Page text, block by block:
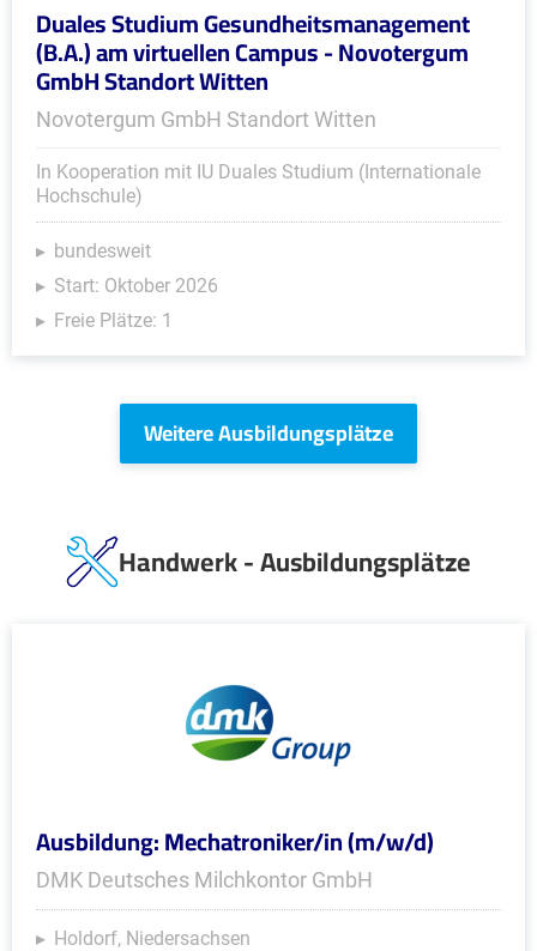
Duales Studium Gesundheitsmanagement
(B.A.) am virtuellen Campus - Novotergum
GmbH Standort Witten
Novotergum GmbH Standort Witten
In Kooperation mit IU Duales Studium (Internationale
Hochschule)
bundesweit
Start: Oktober 2026
Freie Plätze: 1
Weitere Ausbildungsplätze
Handwerk - Ausbildungsplätze
Ausbildung: Mechatroniker/in (m/w/d)
DMK Deutsches Milchkontor GmbH
Holdorf, Niedersachsen